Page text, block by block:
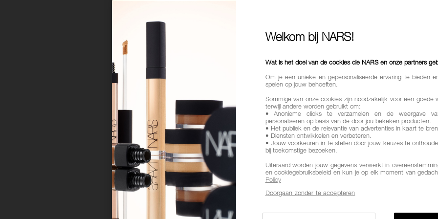
Finish
Dekking
Voordelen
dekking
Variaties
HUIDTINT
Welkom bij NARS!
Wat is het doel van de cookies die NARS en onze partners
Om je een unieke en gepersonaliseerde ervaring te bieden
spelen op jouw behoeften.
Sommige van onze cookies zijn noodzakelijk voor een goede
terwijl andere worden gebruikt om:
• Anonieme clicks te verzamelen en de weergave
personaliseren op basis van de door jou bekeken producten.
• Het publiek en de relevantie van advertenties in kaart te
• Diensten ontwikkelen en verbeteren.
• Jouw voorkeuren in te stellen door jouw keuzes te
bij toekomstige bezoeken.
Uiteraard worden jouw gegevens verwerkt in
en cookiegebruiksbeleid en kun je op elk moment van
Policy
Doorgaan zonder te accepteren